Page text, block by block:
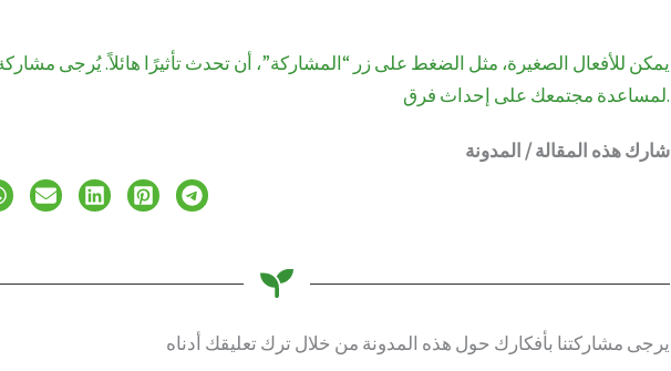
يمكن للأفعال الصغيرة، مثل الضغط على زر “المشاركة”، أن تحدث تأثيرًا هائلاً. يُرجى
لمساعدة مجتمعك على إحداث فرق.
شارك هذه المقالة / المدونة
يرجى مشاركتنا بأفكارك حول هذه المدونة من خلال ترك تعليقك أدناه